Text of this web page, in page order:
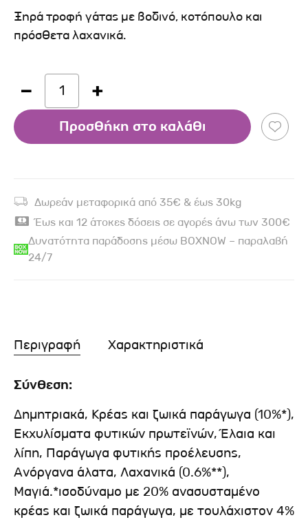
Ξηρά τροφή γάτας με βοδινό, κοτόπουλο και
πρόσθετα λαχανικά.
1
Προσθήκη στο καλάθι
Δωρεάν μεταφορικά από 35€ & έως 30kg
Έως και 12 άτοκες δόσεις σε αγορές άνω των 300€
Δυνατότητα παράδοσης μέσω BOXNOW – παραλαβή
24/7
Περιγραφή Χαρακτηριστικά
Σύνθεση:
Δημητριακά, Κρέας και ζωικά παράγωγα (10%*),
Εκχυλίσματα φυτικών πρωτεϊνών, Έλαια και
λίπη, Παράγωγα φυτικής προέλευσης,
Ανόργανα άλατα, Λαχανικά (0.6%**),
Μαγιά.*ισοδύναμο με 20% ανασυσταμένο
κρέας και ζωικά παράγωγα, με τουλάχιστον 4%